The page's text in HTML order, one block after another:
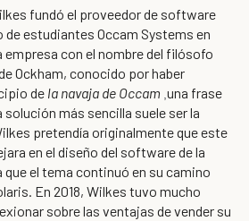
fundó el proveedor de software
de estudiantes Occam Systems en
empresa con el nombre del filósofo
Ockham, conocido por haber
de la navaja de Occam ,una frase
solución más sencilla suele ser la
pretendía originalmente que este
en el diseño del software de la
el tema continuó en su camino
En 2018, Wilkes tuvo mucho
sobre las ventajas de vender su